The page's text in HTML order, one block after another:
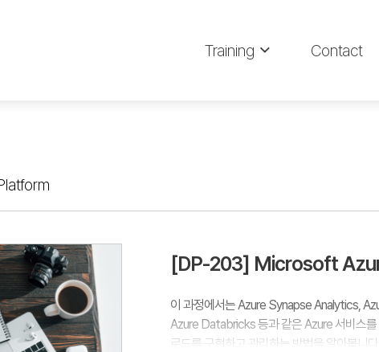
Training Contact
[DP-203] Microsoft
이 과정에서는 Azure Synapse Analytics,
Azure Databricks 등과 같은 Azure 서비스
로드를 구현하고 관리하는 방법을 알아봅니